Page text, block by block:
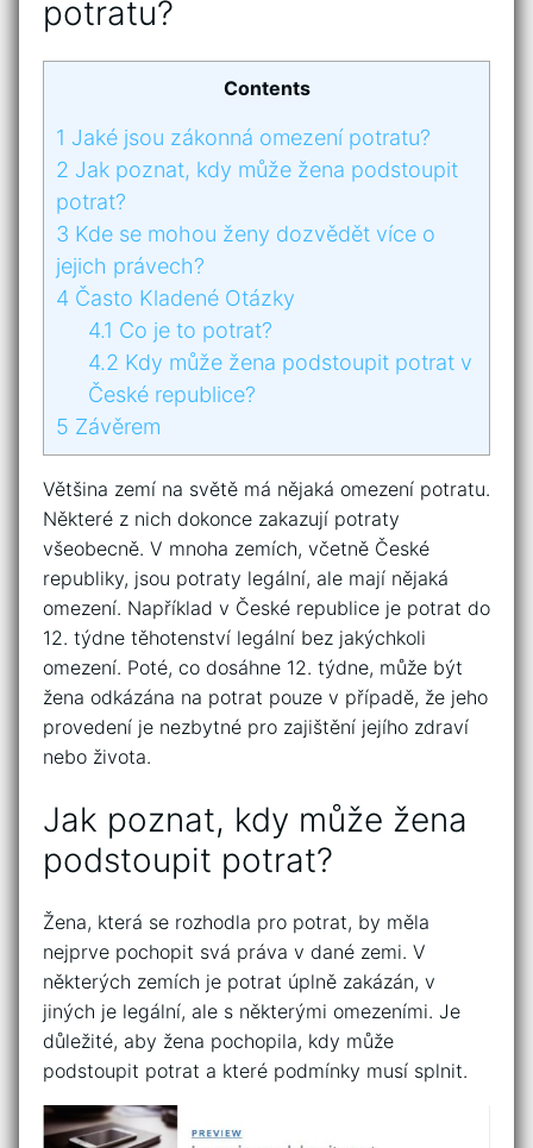
potratu?
Contents
1 Jaké jsou zákonná omezení potratu?
2 Jak poznat, kdy může žena podstoupit
potrat?
3 Kde se mohou ženy dozvědět více o
jejich právech?
4 Často Kladené Otázky
4.1 Co je to potrat?
4.2 Kdy může žena podstoupit potrat v
České republice?
5 Závěrem
Většina zemí na světě má nějaká omezení potratu.
Některé z nich dokonce zakazují potraty
všeobecně. V mnoha zemích, včetně České
republiky, jsou potraty legální, ale mají nějaká
omezení. Například v České republice je potrat do
12. týdne těhotenství legální bez jakýchkoli
omezení. Poté, co dosáhne 12. týdne, může být
žena odkázána na potrat pouze v případě, že jeho
provedení je nezbytné pro zajištění jejího zdraví
nebo života.
Jak poznat, kdy může žena
podstoupit potrat?
Žena, která se rozhodla pro potrat, by měla
nejprve pochopit svá práva v dané zemi. V
některých zemích je potrat úplně zakázán, v
jiných je legální, ale s některými omezeními. Je
důležité, aby žena pochopila, kdy může
podstoupit potrat a které podmínky musí splnit.